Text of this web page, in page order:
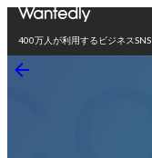
400万人が利用するビジネスSNS